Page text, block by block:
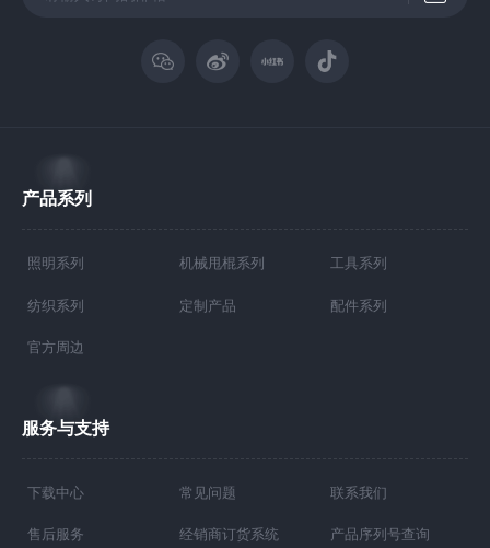
产品系列
照明系列 机械甩棍系列 工具系列
纺织系列 定制产品 配件系列
官方周边
服务与支持
下载中心 常见问题 联系我们
售后服务 经销商订货系统 产品序列号查询